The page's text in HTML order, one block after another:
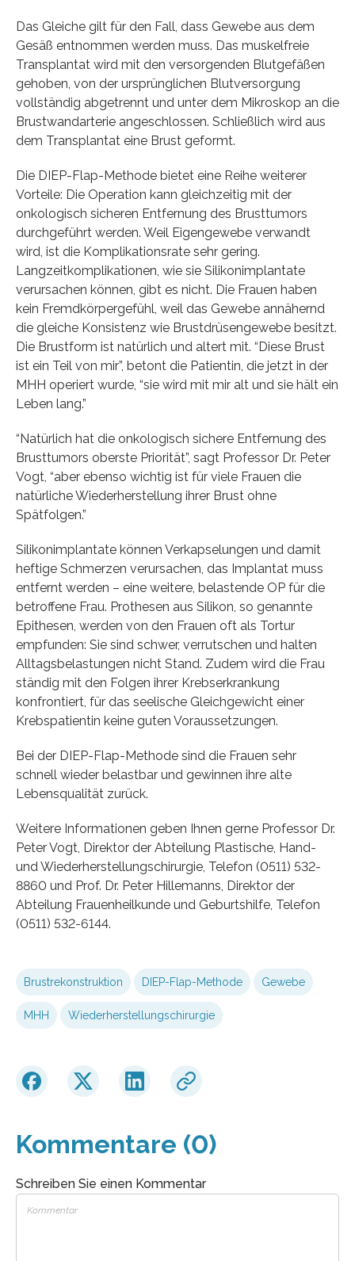
Das Gleiche gilt für den Fall, dass Gewebe aus dem
Gesäß entnommen werden muss. Das muskelfreie
Transplantat wird mit den versorgenden Blutgefäßen
gehoben, von der ursprünglichen Blutversorgung
vollständig abgetrennt und unter dem Mikroskop an die
Brustwandarterie angeschlossen. Schließlich wird aus
dem Transplantat eine Brust geformt.
Die DIEP-Flap-Methode bietet eine Reihe weiterer
Vorteile: Die Operation kann gleichzeitig mit der
onkologisch sicheren Entfernung des Brusttumors
durchgeführt werden. Weil Eigengewebe verwandt
wird, ist die Komplikationsrate sehr gering.
Langzeitkomplikationen, wie sie Silikonimplantate
verursachen können, gibt es nicht. Die Frauen haben
kein Fremdkörpergefühl, weil das Gewebe annähernd
die gleiche Konsistenz wie Brustdrüsengewebe besitzt.
Die Brustform ist natürlich und altert mit. “Diese Brust
ist ein Teil von mir”, betont die Patientin, die jetzt in der
MHH operiert wurde, “sie wird mit mir alt und sie hält ein
Leben lang.”
“Natürlich hat die onkologisch sichere Entfernung des
Brusttumors oberste Priorität”, sagt Professor Dr. Peter
Vogt, “aber ebenso wichtig ist für viele Frauen die
natürliche Wiederherstellung ihrer Brust ohne
Spätfolgen.”
Silikonimplantate können Verkapselungen und damit
heftige Schmerzen verursachen, das Implantat muss
entfernt werden – eine weitere, belastende OP für die
betroffene Frau. Prothesen aus Silikon, so genannte
Epithesen, werden von den Frauen oft als Tortur
empfunden: Sie sind schwer, verrutschen und halten
Alltagsbelastungen nicht Stand. Zudem wird die Frau
ständig mit den Folgen ihrer Krebserkrankung
konfrontiert, für das seelische Gleichgewicht einer
Krebspatientin keine guten Voraussetzungen.
Bei der DIEP-Flap-Methode sind die Frauen sehr
schnell wieder belastbar und gewinnen ihre alte
Lebensqualität zurück.
Weitere Informationen geben Ihnen gerne Professor Dr.
Peter Vogt, Direktor der Abteilung Plastische, Hand-
und Wiederherstellungschirurgie, Telefon (0511) 532-
8860 und Prof. Dr. Peter Hillemanns, Direktor der
Abteilung Frauenheilkunde und Geburtshilfe, Telefon
(0511) 532-6144.
Brustrekonstruktion DIEP-Flap-Methode Gewebe
MHH Wiederherstellungschirurgie
Kommentare (0)
Schreiben Sie einen Kommentar